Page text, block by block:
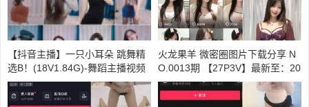
【抖音主播】一只小耳朵 跳舞精
选B！(18V1.84G)-舞蹈主播视频
火龙果羊 微密圈图片下载分享 N
O.0013期 【27P3V】最新至：20
24.7.1